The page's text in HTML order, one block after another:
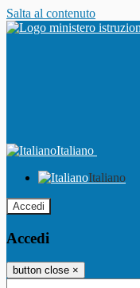
Salta al contenuto
Italiano
Italiano
Accedi
Accedi
button close ×